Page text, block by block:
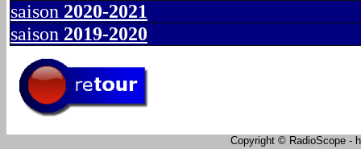
saison 2020-2021
saison 2019-2020
Copyright © RadioScope -